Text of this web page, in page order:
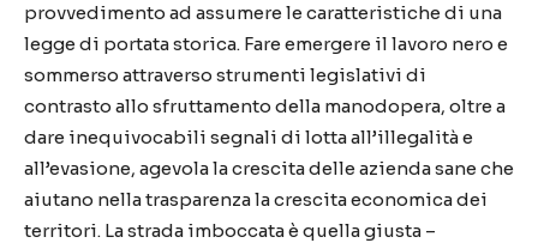
provvedimento ad assumere le caratteristiche di una
legge di portata storica. Fare emergere il lavoro nero e
sommerso attraverso strumenti legislativi di
contrasto allo sfruttamento della manodopera, oltre a
dare inequivocabili segnali di lotta all’illegalità e
all’evasione, agevola la crescita delle azienda sane che
aiutano nella trasparenza la crescita economica dei
territori. La strada imboccata è quella giusta –